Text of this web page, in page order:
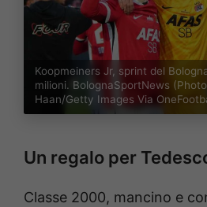
Koopmeiners Jr, sprint del
milioni. BolognaSportNews
Haan/Getty Images Via
Un regalo per
Classe 2000, mancino e